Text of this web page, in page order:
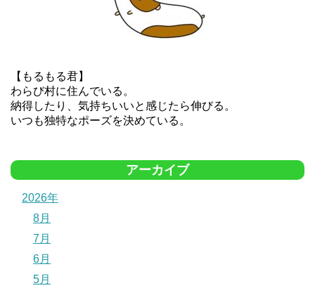
【もるもる君】
わらび村に住んでいる。
納得したり、気持ちいいと感じたら伸びる。
いつも独特なポーズを決めている。
アーカイブ
2026年
8月
7月
6月
5月